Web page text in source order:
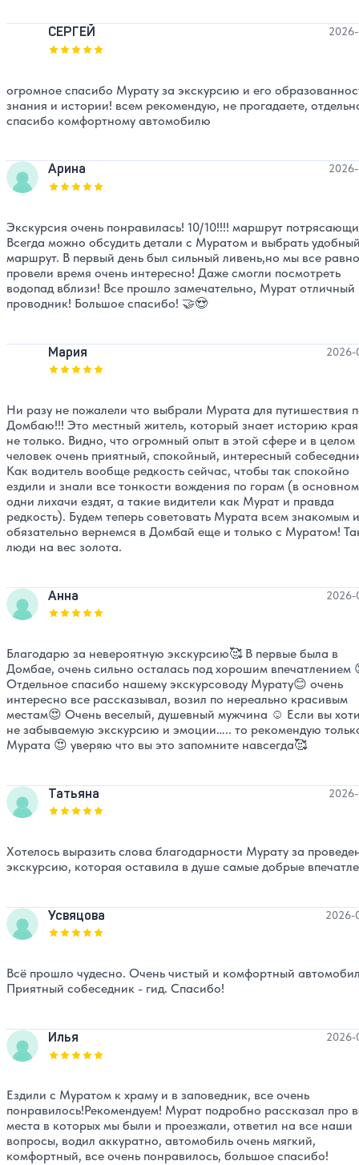
СЕРГЕЙ
Оценка, количество звезд:
огромное спасибо Мурату за экскурсию и его
знания и истории! всем рекомендую, не прогадаете,
спасибо комфортному автомобилю
Арина
Оценка, количество звезд:
Экскурсия очень понравилась! 10/10!!!! маршрут
Всегда можно обсудить детали с Муратом и выбрать
маршрут. В первый день был сильный ливень,но мы все равно
провели время очень интересно! Даже смогли посмотреть
водопад вблизи! Все прошло замечательно, Мурат отличный
проводник! Большое спасибо! 🤝😍
Мария
Оценка, количество звезд:
2026-
Ни разу не пожалели что выбрали Мурата для путишествия
Домбаю!!! Это местный житель, который знает историю
не только. Видно, что огромный опыт в этой сфере и в целом
человек очень приятный, спокойный, интересный
Как водитель вообще редкость сейчас, чтобы так спокойно
ездили и знали все тонкости вождения по горам (в основном
одни лихачи ездят, а такие видители как Мурат и правда
редкость). Будем теперь советовать Мурата всем знакомым и
обязательно вернемся в Домбай еще и только с Муратом!
люди на вес золота.
Анна
Оценка, количество звезд:
2026-
Благодарю за невероятную экскурсию🥰 В первые была в
Домбае, очень сильно осталась под хорошим впечатлением
Отдельное спасибо нашему экскурсоводу Мурату😊 очень
интересно все рассказывал, возил по нереально красивым
местам😍 Очень веселый, душевный мужчина ☺️ Если вы
не забываемую экскурсию и эмоции….. то рекомендую
Мурата 😍 уверяю что вы это запомните навсегда🥰
Татьяна
Оценка, количество звезд:
Хотелось выразить слова благодарности Мурату за
экскурсию, которая оставила в душе самые добрые
Усвяцова
Оценка, количество звезд:
2026-
Всё прошло чудесно. Очень чистый и комфортный
Приятный собеседник - гид. Спасибо!
Илья
Оценка, количество звезд:
2026-
Ездили с Муратом к храму и в заповедник, все очень
понравилось!Рекомендуем! Мурат подробно рассказал про
места в которых мы были и проезжали, ответил на все наши
вопросы, водил аккуратно, автомобиль очень мягкий,
комфортный, все очень понравилось, большое спасибо!